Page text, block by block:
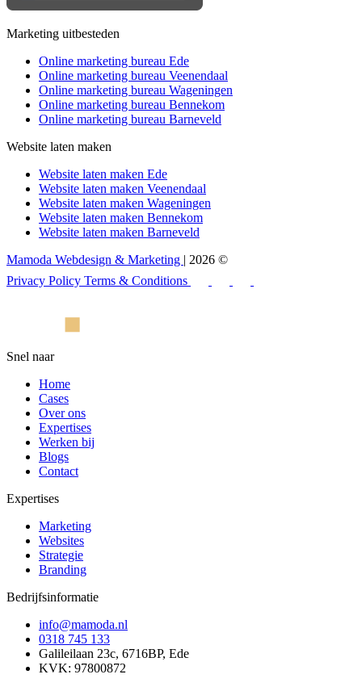
Marketing uitbesteden
Online marketing bureau Ede
Online marketing bureau Veenendaal
Online marketing bureau Wageningen
Online marketing bureau Bennekom
Online marketing bureau Barneveld
Website laten maken
Website laten maken Ede
Website laten maken Veenendaal
Website laten maken Wageningen
Website laten maken Bennekom
Website laten maken Barneveld
Mamoda Webdesign & Marketing | 2026 ©
Privacy Policy Terms & Conditions
Snel naar
Home
Cases
Over ons
Expertises
Werken bij
Blogs
Contact
Expertises
Marketing
Websites
Strategie
Branding
Bedrijfsinformatie
info@mamoda.nl
0318 745 133
Galileilaan 23c, 6716BP, Ede
KVK: 97800872